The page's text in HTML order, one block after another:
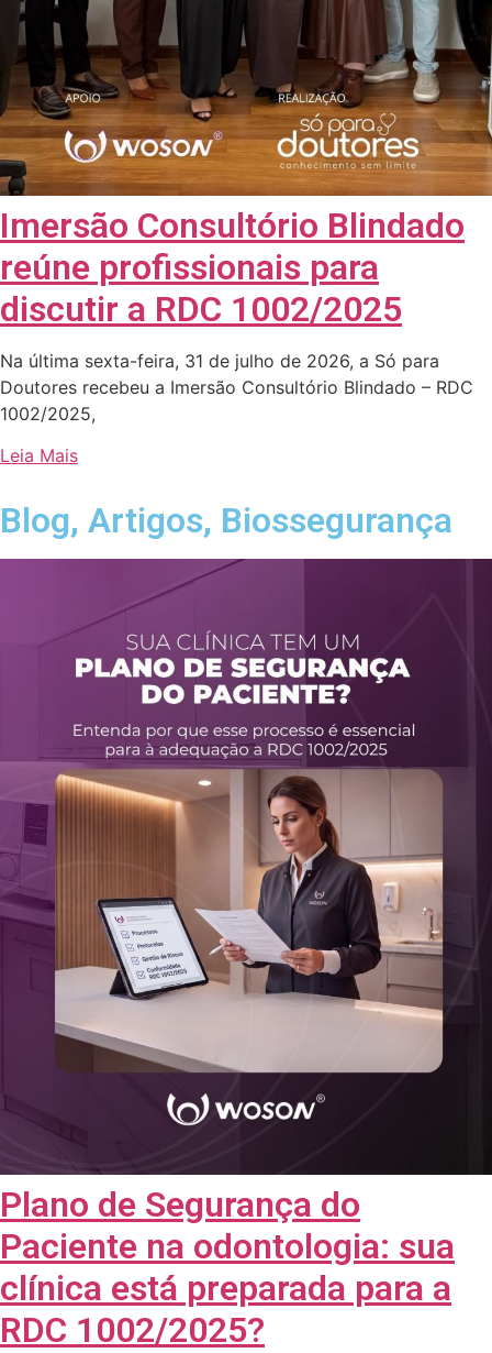
Imersão Consultório Blindado
reúne profissionais para
discutir a RDC 1002/2025
Na última sexta-feira, 31 de julho de 2026, a Só para
Doutores recebeu a Imersão Consultório Blindado – RDC
1002/2025,
Leia Mais
Blog, Artigos, Biossegurança
Plano de Segurança do
Paciente na odontologia: sua
clínica está preparada para a
RDC 1002/2025?